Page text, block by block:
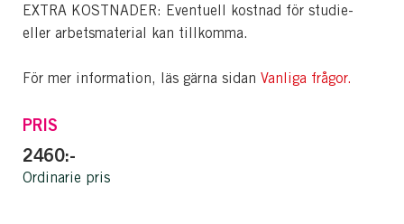
EXTRA KOSTNADER: Eventuell kostnad för studie-
eller arbetsmaterial kan tillkomma.
För mer information, läs gärna sidan Vanliga frågor.
PRIS
2460:-
Ordinarie pris